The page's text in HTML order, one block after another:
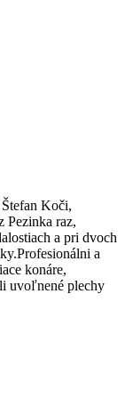
Koči,
Pezinka raz,
a pri dvoch
a
konáre,
uvoľnené plechy